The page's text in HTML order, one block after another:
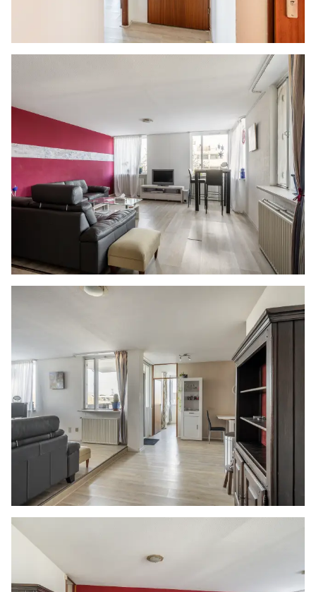
voor het object te gunnen aan de gegadigde
Nadrukkelijk zij vermeld dat alle informatie in
deze brochure moet beschouwd worden als een
uitnodiging tot het doen van een bod of om in
onderhandeling te treden. Er kunnen geen
rechten worden ontleend aan deze informatie.
Vlietlanden NVM Makelaars streeft ernaar de
informatie op haar website / brochures en
andere uitingen zo actueel en nauwkeurig
mogelijk weer te geven. Hoewel de informatie
met de grootst mogelijke zorgvuldigheid is
samengesteld aanvaarden wij geen enkele
aansprakelijkheid ten aanzien van de juistheid
van de vermelde gegevens.